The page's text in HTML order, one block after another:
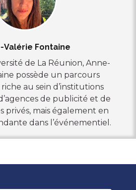
Valérie Fontaine
de La Réunion, Anne-
possède un parcours
au sein d’institutions
de publicité et de
privés, mais également en
dans l’événementiel.